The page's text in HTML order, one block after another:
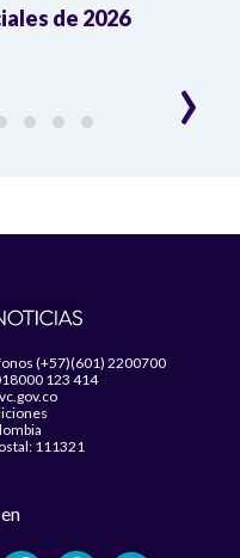
de 2026
›
(+57)(601) 2200700
123 414
111321